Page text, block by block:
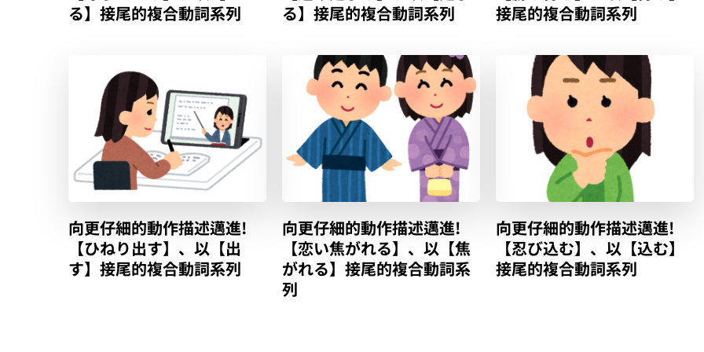
る】接尾的複合動詞系列
る】接尾的複合動詞系列
接尾的複合動詞系列
向更仔細的動作描述邁進!
【ひねり出す】、以【出
す】接尾的複合動詞系列
向更仔細的動作描述邁進!
【恋い焦がれる】、以【焦
がれる】接尾的複合動詞系
列
向更仔細的動作描述邁進!
【忍び込む】、以【込む】
接尾的複合動詞系列